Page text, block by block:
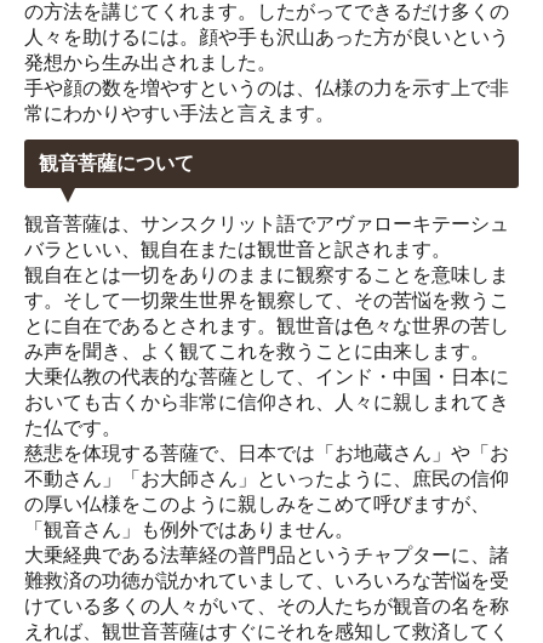
の方法を講じてくれます。したがってできるだけ多くの
人々を助けるには。顔や手も沢山あった方が良いという
発想から生み出されました。
手や顔の数を増やすというのは、仏様の力を示す上で非
常にわかりやすい手法と言えます。
観音菩薩について
観音菩薩は、サンスクリット語でアヴァローキテーシュ
バラといい、観自在または観世音と訳されます。
観自在とは一切をありのままに観察することを意味しま
す。そして一切衆生世界を観察して、その苦悩を救うこ
とに自在であるとされます。観世音は色々な世界の苦し
み声を聞き、よく観てこれを救うことに由来します。
大乗仏教の代表的な菩薩として、インド・中国・日本に
おいても古くから非常に信仰され、人々に親しまれてき
た仏です。
慈悲を体現する菩薩で、日本では「お地蔵さん」や「お
不動さん」「お大師さん」といったように、庶民の信仰
の厚い仏様をこのように親しみをこめて呼びますが、
「観音さん」も例外ではありません。
大乗経典である法華経の普門品というチャプターに、諸
難救済の功徳が説かれていまして、いろいろな苦悩を受
けている多くの人々がいて、その人たちが観音の名を称
えれば、観世音菩薩はすぐにそれを感知して救済してく